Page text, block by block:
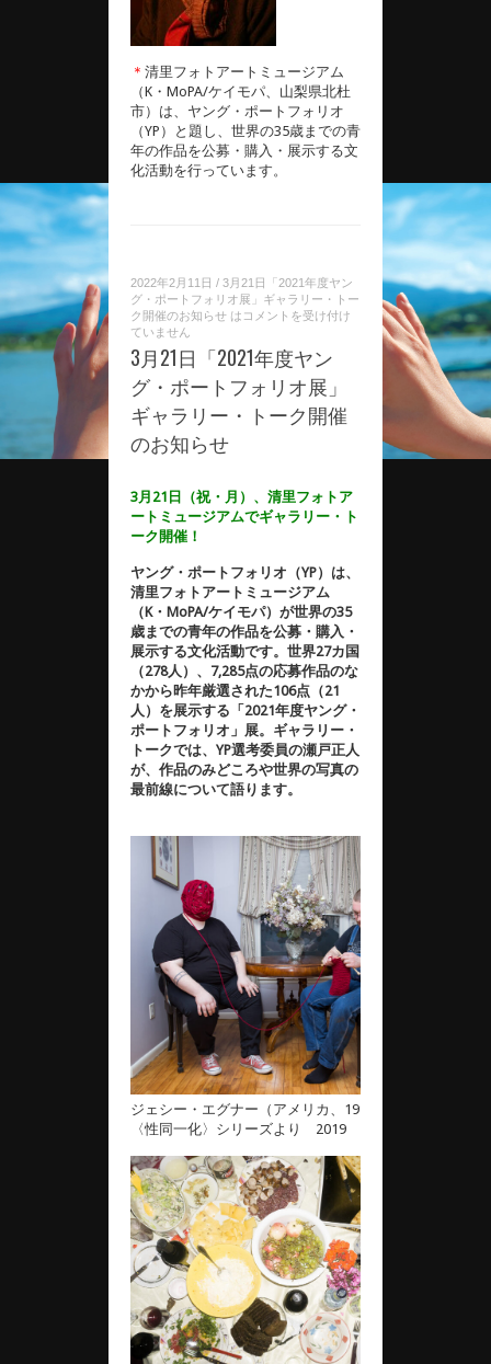
＊ 清里フォトアートミュージアム
（K・MoPA/ケイモパ、山梨県北杜
市）は、ヤング・ポートフォリオ
（YP）と題し、世界の35歳までの青
年の作品を公募・購入・展示する文
化活動を行っています。
2022年2月11日 / 3月21日「2021年度ヤン
グ・ポートフォリオ展」ギャラリー・トー
ク開催のお知らせ は コメントを受け付け
ていません
3月21日「2021年度ヤン
グ・ポートフォリオ展」
ギャラリー・トーク開催
のお知らせ
3月21日（祝・月）、 清里フォトア
ートミュージアムでギャラリー・ト
ーク開催！
ヤング・ポートフォリオ（YP）は、
清里フォトアートミュージアム
（K・MoPA/ケイモパ）が世界の35
歳までの青年の作品を公募・購入・
展示する文化活動です。世界27カ国
（278人）、7,285点の応募作品のな
かから昨年厳選された106点（21
人）を展示する「2021年度ヤング・
ポートフォリオ」展。ギャラリー・
トークでは、YP選考委員の瀬戸正人
が、作品のみどころや世界の写真の
最前線について語ります。
ジェシー・エグナー（アメリカ、1993）《無題》
〈性同一化〉シリーズより 2019 ⒸJesse Egner